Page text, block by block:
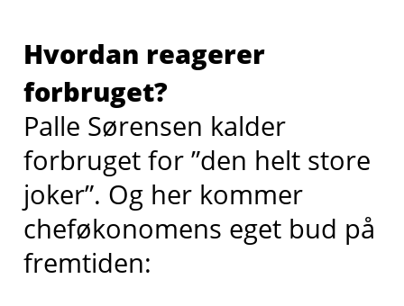
Hvordan reagerer
forbruget?
Palle Sørensen kalder
forbruget for ”den helt store
joker”. Og her kommer
cheføkonomens eget bud på
fremtiden: